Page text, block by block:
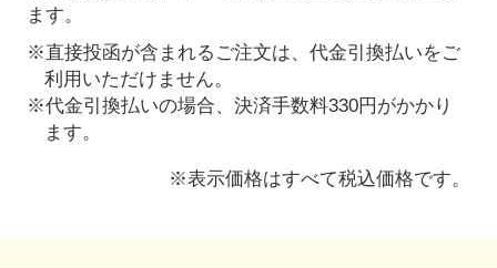
ます。
※直接投函が含まれるご注文は、代金引換払いをご
利用いただけません。
※代金引換払いの場合、決済手数料330円がかかり
ます。
※表示価格はすべて税込価格です。